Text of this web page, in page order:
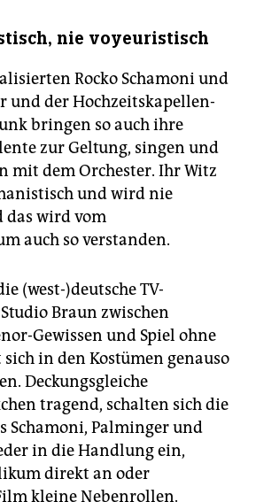
nie voyeuristisch
Rocko Schamoni und
und der Hochzeitskapellen-
bringen so auch ihre
zur Geltung, singen und
mit dem Orchester. Ihr Witz
und wird nie
das wird vom
auch so verstanden.
(west-)deutsche TV-
Braun zwischen
Gewissen und Spiel ohne
sich in den Kostümen genauso
Deckungsgleiche
tragend, schalten sich die
Schamoni, Palminger und
in die Handlung ein,
direkt an oder
kleine Nebenrollen.